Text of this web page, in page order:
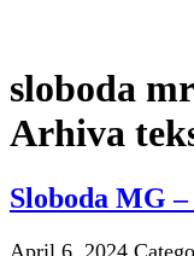
sloboda
Arhiva
Sloboda MG
April 6, 2024